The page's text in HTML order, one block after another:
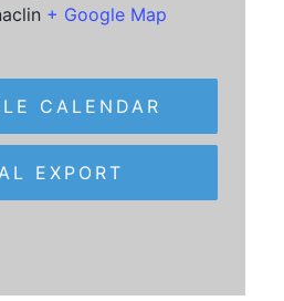
+ Google Map
CALENDAR
EXPORT